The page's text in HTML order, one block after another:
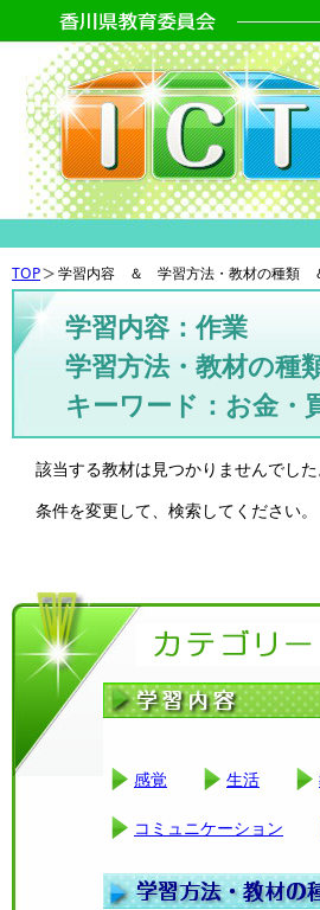
TOP 学習内容 ＆ 学習方法・教材の種類
学習内容：作業
学習方法・教材の種
キーワード：お金・
該当する教材は見つかりませんでした
条件を変更して、検索してください。
感覚 生活
コミュニケーション